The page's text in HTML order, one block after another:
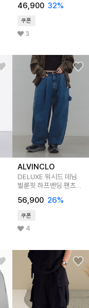
(BLACK)
46,900 32%
쿠폰
3
ALVINCLO
DELUXE 워시드 데님
벌룬핏 하프밴딩 팬츠
56,900 26%
쿠폰
4